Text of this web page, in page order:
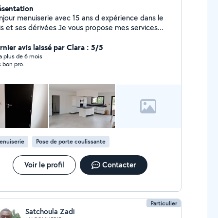
menuiserie avec 15 ans d expérience dans le
et ses dérivées Je vous propose mes services
ou bois, réglage de porte, changement vitrage
aménagement de placard et création de
autre Pose parquet et plinthe, lambris et
Pose de porte intérieure, coulissante, galandage
chantier Équipé de nombreux outils
Si vous m'envoyer des messages privé
des demandes n'hésitez pas me laisser vos
téléphonique
avis laissé par Clara : 5/5
plus de 6 mois
bon pro.
Pose de porte coulissante
Voir le profil Contacter
Particulier
Satchoula Zadi